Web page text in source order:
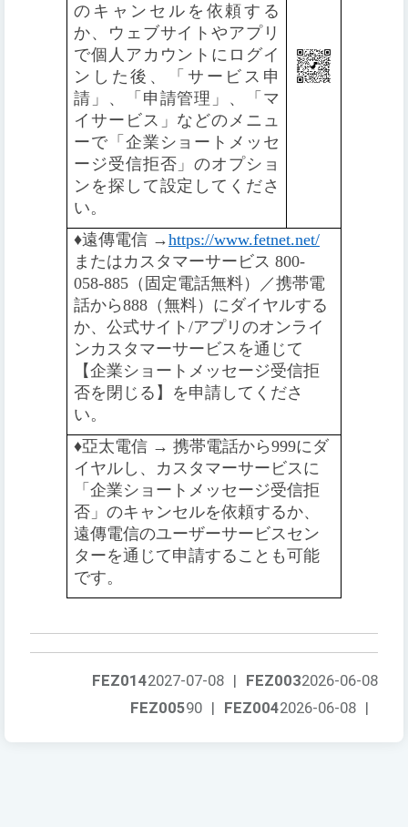
のキャンセルを依頼する
か、ウェブサイトやアプリ
で個人アカウントにログイ
ンした後、「サービス申
請」、「申請管理」、「マ
イサービス」などのメニュ
ーで「企業ショートメッセ
ージ受信拒否」のオプショ
ンを探して設定してくださ
い。
♦️遠傳電信 →https://www.fetnet.net/
またはカスタマーサービス 800-
058-885（固定電話無料）／携帯電
話から888（無料）にダイヤルする
か、公式サイト/アプリのオンライ
ンカスタマーサービスを通じて
【企業ショートメッセージ受信拒
否を閉じる】を申請してくださ
い。
♦️️亞太電信 → 携帯電話から999にダ
イヤルし、カスタマーサービスに
「企業ショートメッセージ受信拒
否」のキャンセルを依頼するか、
遠傳電信のユーザーサービスセン
ターを通じて申請することも可能
です。
FEZ0032026-06-08
FEZ0142027-07-08 |
FEZ0042026-06-08 |
FEZ00590 |